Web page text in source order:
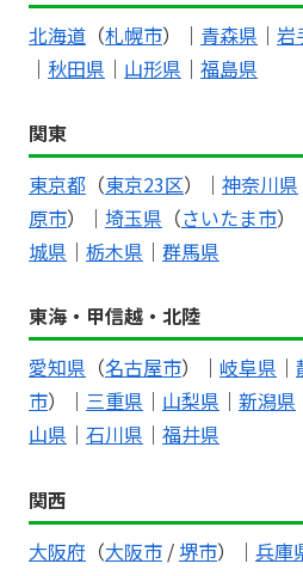
北海道 （札幌市）｜ 青森県 ｜ 岩
｜ 秋田県 ｜ 山形県 ｜ 福島県
関東
東京都 （東京23区）｜ 神奈川県
原市）｜ 埼玉県 （さいたま市）
城県 ｜ 栃木県 ｜ 群馬県
東海・甲信越・北陸
愛知県 （名古屋市）｜ 岐阜県 ｜
市）｜ 三重県 ｜ 山梨県 ｜ 新潟県
山県 ｜ 石川県 ｜ 福井県
関西
大阪府 （大阪市 / 堺市）｜ 兵庫